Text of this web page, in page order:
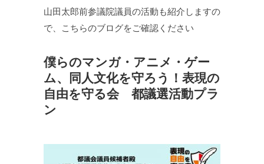
山田太郎前参議院議員の活動も紹介しますの
で、こちらのブログをご確認ください
僕らのマンガ・アニメ・ゲー
ム、同人文化を守ろう！表現の
自由を守る会 都議選活動プラ
ン